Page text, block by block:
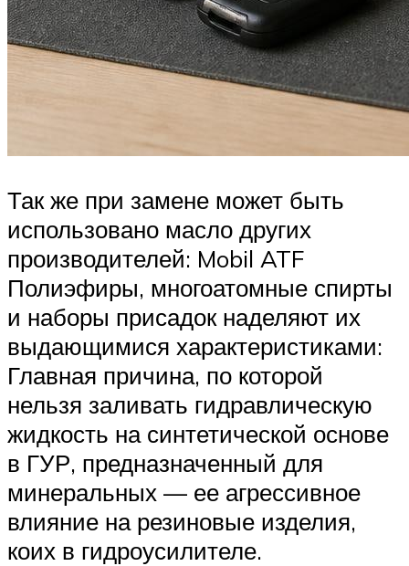
Так же при замене может быть
использовано масло других
производителей: Mobil ATF
Полиэфиры, многоатомные спирты
и наборы присадок наделяют их
выдающимися характеристиками:
Главная причина, по которой
нельзя заливать гидравлическую
жидкость на синтетической основе
в ГУР, предназначенный для
минеральных — ее агрессивное
влияние на резиновые изделия,
коих в гидроусилителе.